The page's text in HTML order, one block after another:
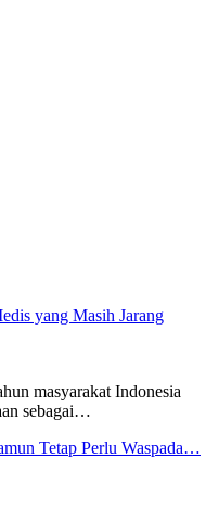
yang Masih Jarang
masyarakat Indonesia
sebagai…
Tetap Perlu Waspada…